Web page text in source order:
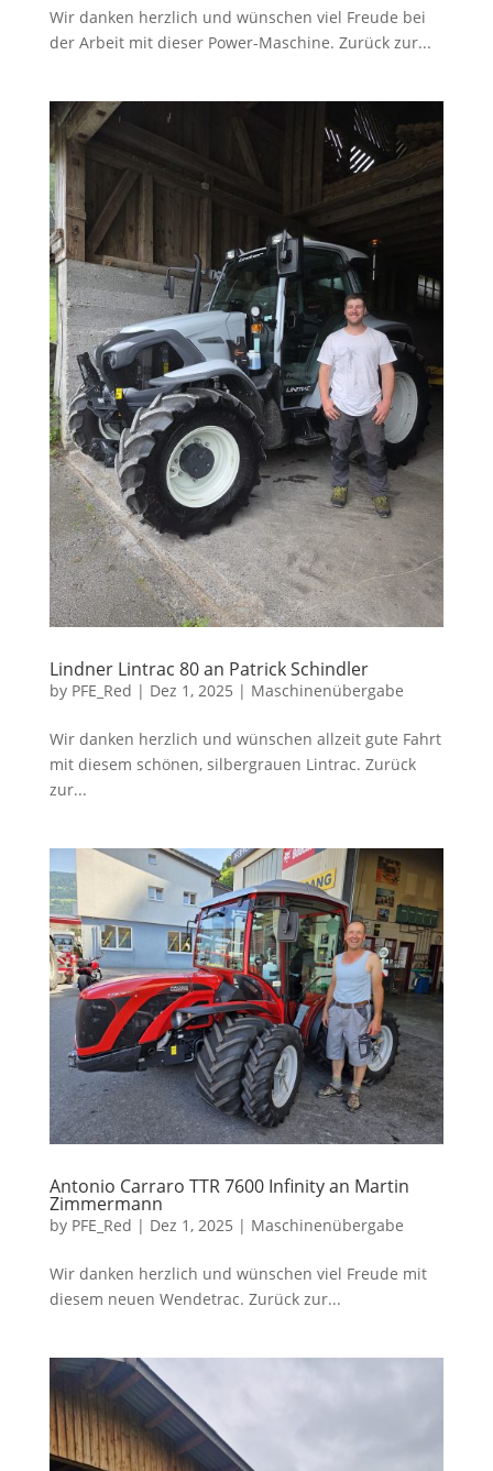
Wir danken herzlich und wünschen viel Freude bei
der Arbeit mit dieser Power-Maschine. Zurück zur...
Lindner Lintrac 80 an Patrick Schindler
by PFE_Red | Dez 1, 2025 | Maschinenübergabe
Wir danken herzlich und wünschen allzeit gute Fahrt
mit diesem schönen, silbergrauen Lintrac. Zurück
zur...
Antonio Carraro TTR 7600 Infinity an Martin
Zimmermann
by PFE_Red | Dez 1, 2025 | Maschinenübergabe
Wir danken herzlich und wünschen viel Freude mit
diesem neuen Wendetrac. Zurück zur...